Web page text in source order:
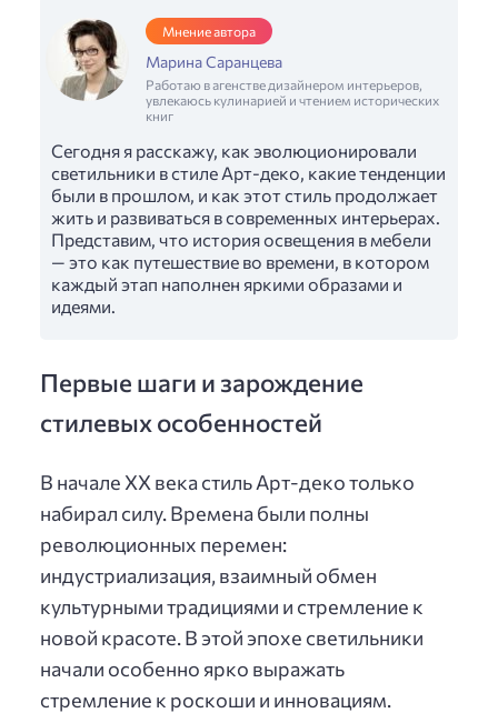
Мнение автора
Марина Саранцева
Работаю в агенстве дизайнером интерьеров,
увлекаюсь кулинарией и чтением исторических
книг
Сегодня я расскажу, как эволюционировали
светильники в стиле Арт-деко, какие тенденции
были в прошлом, и как этот стиль продолжает
жить и развиваться в современных интерьерах.
Представим, что история освещения в мебели
— это как путешествие во времени, в котором
каждый этап наполнен яркими образами и
идеями.
Первые шаги и зарождение
стилевых особенностей
В начале XX века стиль Арт-деко только
набирал силу. Времена были полны
революционных перемен:
индустриализация, взаимный обмен
культурными традициями и стремление к
новой красоте. В этой эпохе светильники
начали особенно ярко выражать
стремление к роскоши и инновациям.